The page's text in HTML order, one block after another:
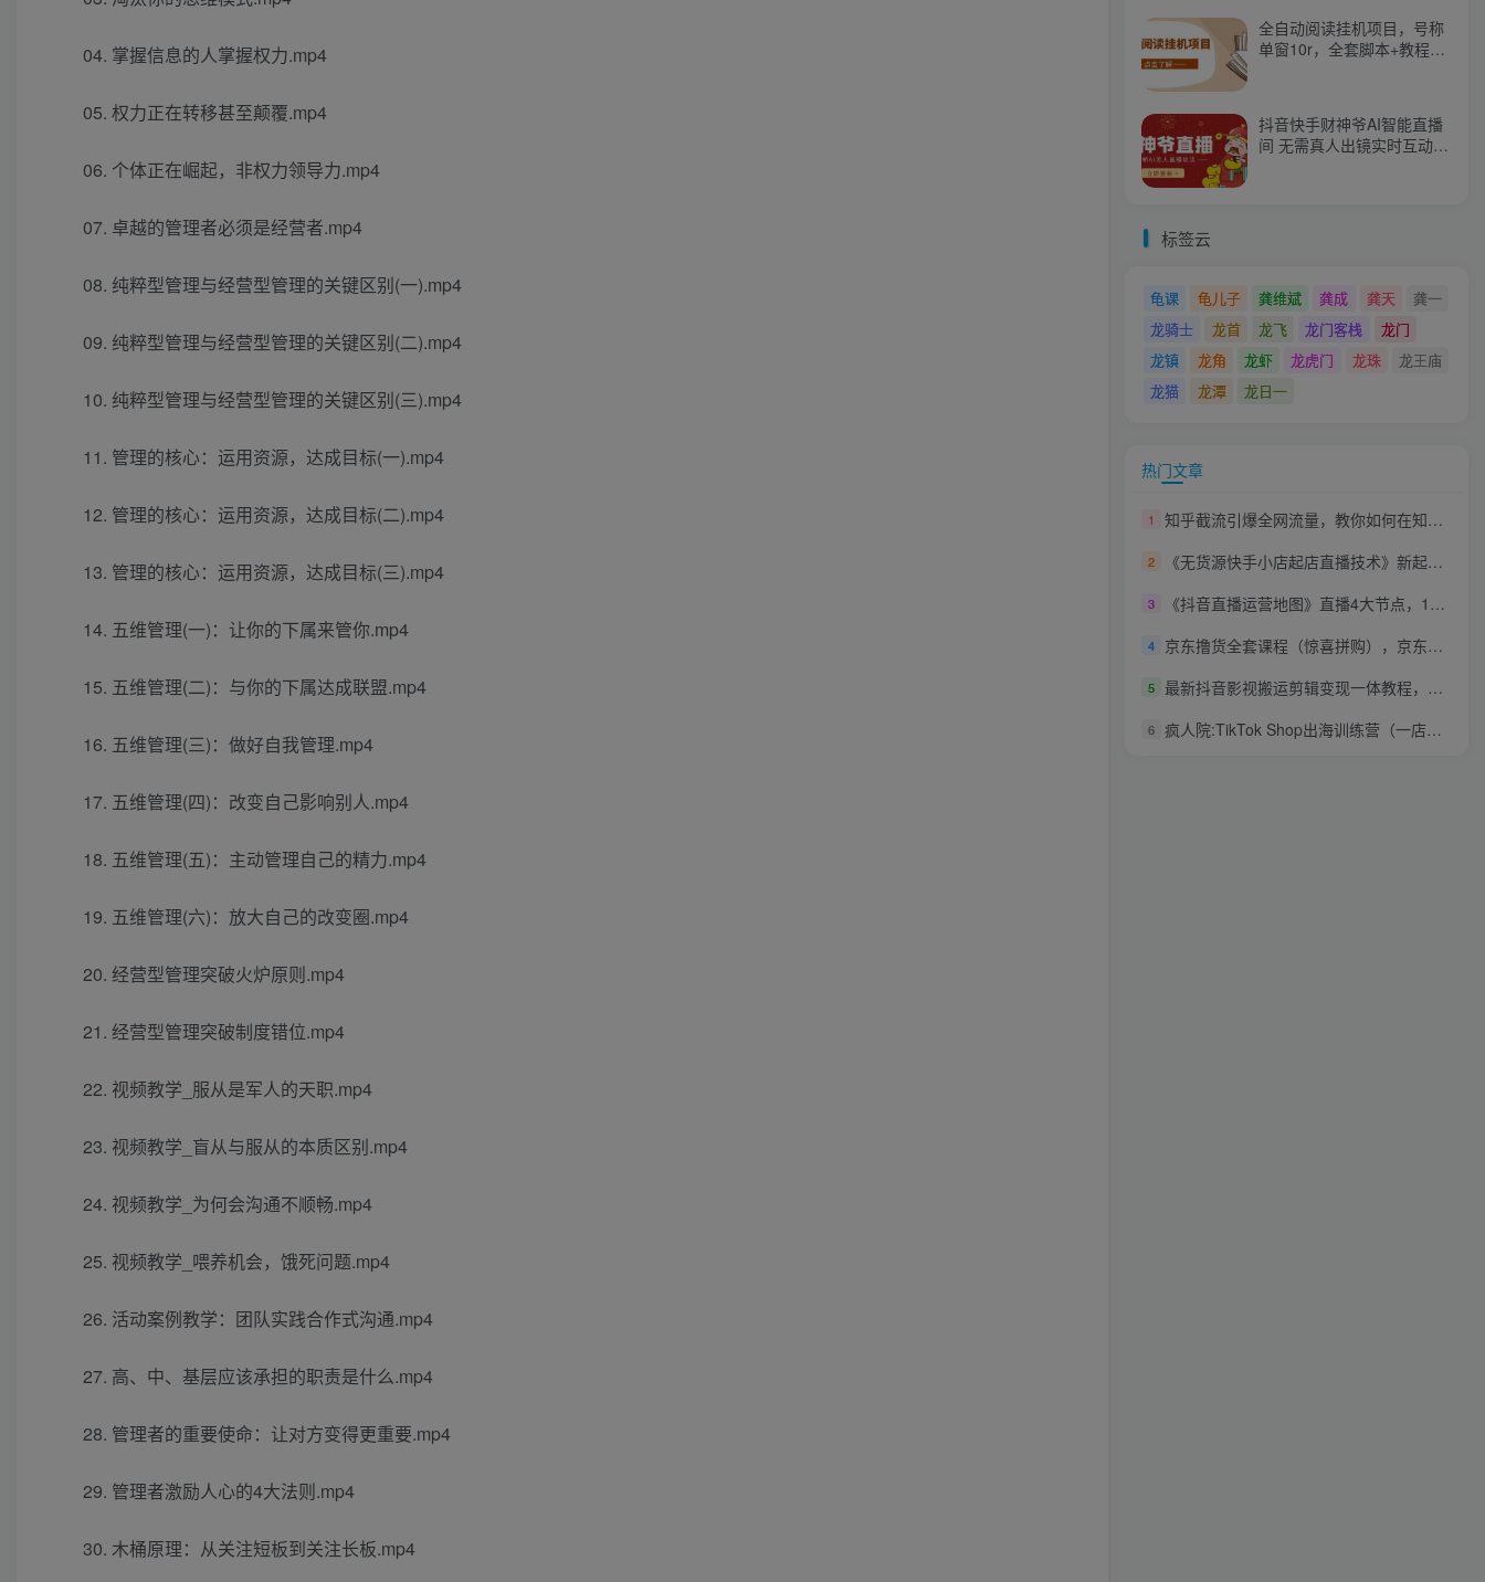
04. 掌握信息的人掌握权力.mp4
05. 权力正在转移甚至颠覆.mp4
06. 个体正在崛起，非权力领导力.mp4
07. 卓越的管理者必须是经营者.mp4
08. 纯粹型管理与经营型管理的关键区别(一).mp4
09. 纯粹型管理与经营型管理的关键区别(二).mp4
10. 纯粹型管理与经营型管理的关键区别(三).mp4
11. 管理的核心：运用资源，达成目标(一).mp4
12. 管理的核心：运用资源，达成目标(二).mp4
13. 管理的核心：运用资源，达成目标(三).mp4
14. 五维管理(一)：让你的下属来管你.mp4
15. 五维管理(二)：与你的下属达成联盟.mp4
16. 五维管理(三)：做好自我管理.mp4
17. 五维管理(四)：改变自己影响别人.mp4
18. 五维管理(五)：主动管理自己的精力.mp4
19. 五维管理(六)：放大自己的改变圈.mp4
20. 经营型管理突破火炉原则.mp4
21. 经营型管理突破制度错位.mp4
22. 视频教学_服从是军人的天职.mp4
23. 视频教学_盲从与服从的本质区别.mp4
24. 视频教学_为何会沟通不顺畅.mp4
25. 视频教学_喂养机会，饿死问题.mp4
26. 活动案例教学：团队实践合作式沟通.mp4
27. 高、中、基层应该承担的职责是什么.mp4
28. 管理者的重要使命：让对方变得更重要.mp4
29. 管理者激励人心的4大法则.mp4
30. 木桶原理：从关注短板到关注长板.mp4
全自动阅读挂机项目，号称
单窗10r，全套脚本+教程，
抖音快手财神爷AI智能直播
间 无需真人出镜实时互动
标签云
龟课 龟儿子 龚维斌 龚成 龚天
龚一
龙骑士
龙首 龙飞 龙门客栈
龙门
龙镇
龙角 龙虾 龙虎门 龙珠
龙王庙
龙猫
龙潭 龙日一
热门文章
1 知乎截流引爆全网流量，教你如何在知乎中最有效率，最低成本的引流【视频课程】
2 《无货源快手小店起店直播技术》新起号当天直播就出单，操作流程
3 《抖音直播运营地图》直播4大节点，100+知识点
4 京东撸货全套课程（惊喜拼购），京东撸货项目深度解析（附软件）
5 最新抖音影视搬运剪辑变现一体教程，操作7-10天就能把号做起来
6 疯人院:TikTok Shop出海训练营（一店卖全球)，出海抢占全球新流量